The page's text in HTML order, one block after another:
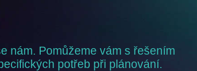
nám. Pomůžeme vám s řešením
potřeb při plánování.